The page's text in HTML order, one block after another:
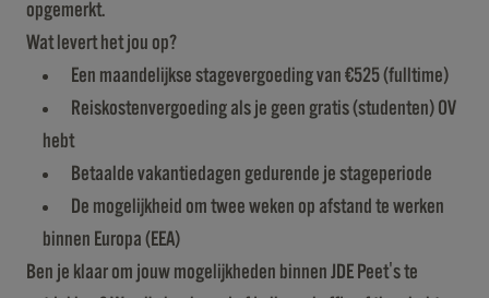
opgemerkt.
Wat levert het jou op?
Een maandelijkse stagevergoeding van €525 (fulltime)
Reiskostenvergoeding als je geen gratis (studenten) OV
hebt
Betaalde vakantiedagen gedurende je stageperiode
De mogelijkheid om twee weken op afstand te werken
binnen Europa (EEA)
Ben je klaar om jouw mogelijkheden binnen JDE Peet's te